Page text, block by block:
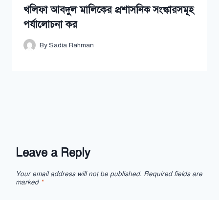
খলিফা আবদুল মালিকের প্রশাসনিক সংস্কারসমূহ
পর্যালোচনা কর
BySadia Rahman
Leave a Reply
Your email address will not be published. Required fields are
marked *